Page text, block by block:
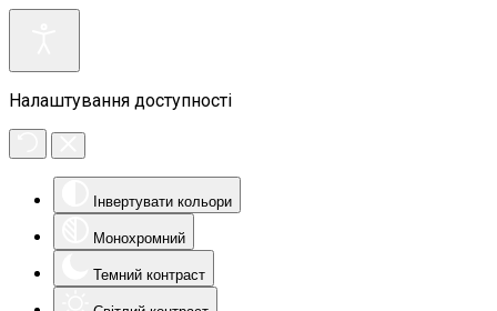
Налаштування доступності
Інвертувати кольори
Монохромний
Темний контраст